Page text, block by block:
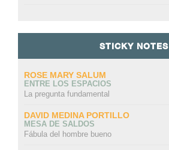
STICKY NOTES
ROSE MARY SALUM
ENTRE LOS ESPACIOS
La pregunta fundamental
DAVID MEDINA PORTILLO
MESA DE SALDOS
Fábula del hombre bueno